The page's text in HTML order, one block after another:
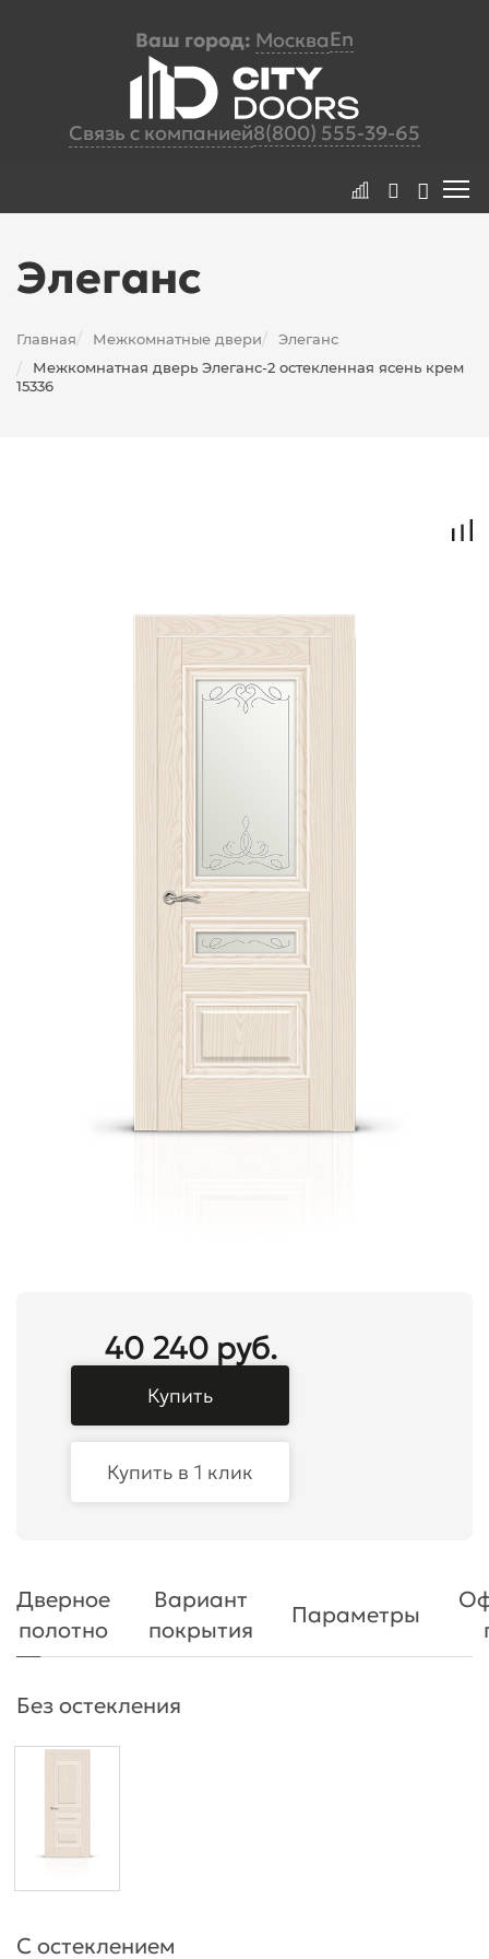
Ваш город: МоскваEn
Связь с компанией8(800) 555-39-65
Элеганс
Главная/ Межкомнатные двери/ Элеганс
/
Межкомнатная дверь Элеганс-2 остекленная ясень крем
15336
40 240 руб.
Купить
Купить в 1 клик
Дверное
полотно
Вариант
покрытия
Параметры
Без остекления
С остеклением